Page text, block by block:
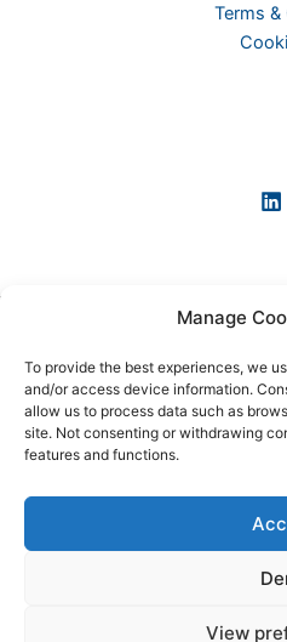
Manage
To provide the best experiences, we
and/or access device information.
allow us to process data such as
site. Not consenting or withdrawing
features and functions.
View
Terms
Copyright © 2026 KI-News